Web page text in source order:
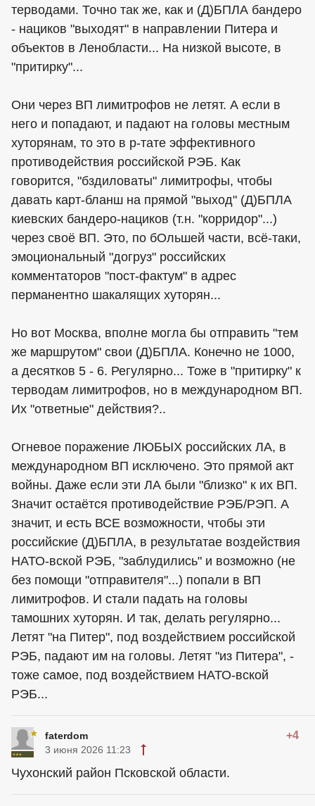
терводами. Точно так же, как и (Д)БПЛА бандеро
- нациков "выходят" в направлении Питера и
объектов в Ленобласти... На низкой высоте, в
"притирку"...
Они через ВП лимитрофов не летят. А если в
него и попадают, и падают на головы местным
хуторянам, то это в р-тате эффективного
противодействия российской РЭБ. Как
говорится, "бздиловаты" лимитрофы, чтобы
давать карт-бланш на прямой "выход" (Д)БПЛА
киевских бандеро-нациков (т.н. "корридор"...)
через своё ВП. Это, по бОльшей части, всё-таки,
эмоциональный "догруз" российских
комментаторов "пост-фактум" в адрес
перманентно шакалящих хуторян...
Но вот Москва, вполне могла бы отправить "тем
же маршрутом" свои (Д)БПЛА. Конечно не 1000,
а десятков 5 - 6. Регулярно... Тоже в "притирку" к
терводам лимитрофов, но в международном ВП.
Их "ответные" действия?..
Огневое поражение ЛЮБЫХ российских ЛА, в
международном ВП исключено. Это прямой акт
войны. Даже если эти ЛА были "близко" к их ВП.
Значит остаётся противодействие РЭБ/РЭП. А
значит, и есть ВСЕ возможности, чтобы эти
российские (Д)БПЛА, в результатае воздействия
НАТО-вской РЭБ, "заблудились" и возможно (не
без помощи "отправителя"...) попали в ВП
лимитрофов. И стали падать на головы
тамошних хуторян. И так, делать регулярно...
Летят "на Питер", под воздействием российской
РЭБ, падают им на головы. Летят "из Питера", -
тоже самое, под воздействием НАТО-вской
РЭБ...
faterdom +4
3 июня 2026 11:23
Чухонский район Псковской области.